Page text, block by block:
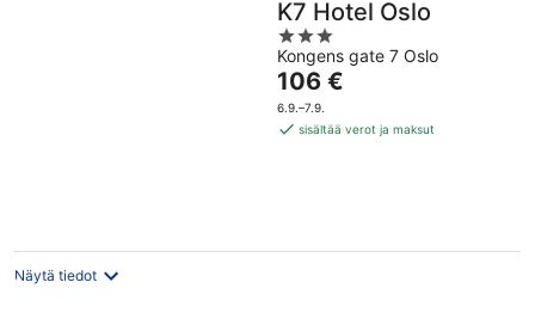
K7 Hotel Oslo
3
out
of
5
Kongens gate 7 Oslo
Hinta
on
106 €
106 €
6.9.–7.9.
sisältää verot ja maksut
Näytä tiedot